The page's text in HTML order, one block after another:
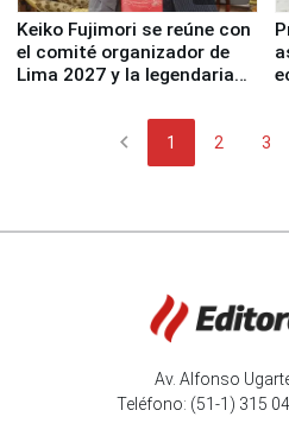
Keiko Fujimori se reúne con
el comité organizador de
Lima 2027 y la legendaria
chevron_left 1 2 3
Av. Alfonso
Teléfono: (51-1) 315